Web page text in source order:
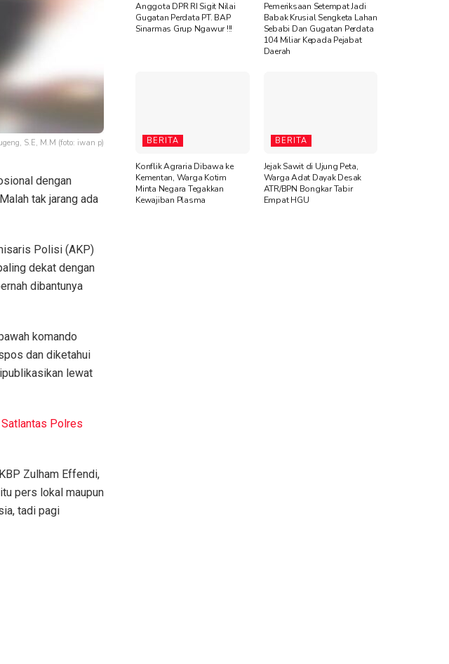
S.E, M.M (foto: iwan p)
dengan
tak jarang ada
Polisi (AKP)
dekat dengan
dibantunya
komando
dan diketahui
lewat
Polres
Zulham Effendi,
pers lokal maupun
tadi pagi
Anggota DPR RI Sigit Nilai
Gugatan Perdata PT. BAP
Sinarmas Grup Ngawur !!!
Pemeriksaan Setempat Jadi
Babak Krusial Sengketa Lahan
Sebabi Dan Gugatan Perdata
104 Miliar Kepada Pejabat
Daerah
BERITA
Konflik Agraria Dibawa ke
Kementan, Warga Kotim
Minta Negara Tegakkan
Kewajiban Plasma
BERITA
Jejak Sawit di Ujung Peta,
Warga Adat Dayak Desak
ATR/BPN Bongkar Tabir
Empat HGU